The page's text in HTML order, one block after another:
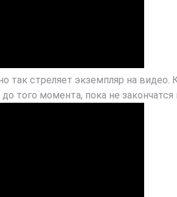
так стреляет экземпляр на
того момента, пока не